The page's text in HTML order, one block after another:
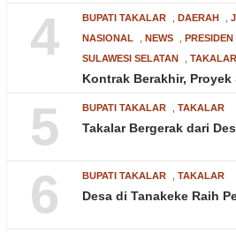
4 BUPATI TAKALAR , DAERAH ,
NASIONAL
, NEWS , PRESIDEN
SULAWESI SELATAN
, TAKALAR
Kontrak Berakhir,
5 BUPATI TAKALAR , TAKALAR
Takalar Bergerak dari
6 BUPATI TAKALAR , TAKALAR
Desa di Tanakeke Raih